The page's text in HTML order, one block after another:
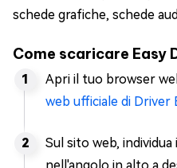
schede grafiche, schede
Come scaricare Easy
Apri il tuo browser
web ufficiale di Driver
Sul sito web,
nell'angolo in alto a